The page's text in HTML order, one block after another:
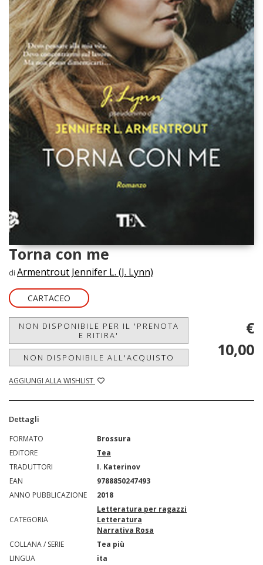
Torna con me
di Armentrout Jennifer L. (J. Lynn)
CARTACEO
NON DISPONIBILE PER IL 'PRENOTA
E RITIRA'
NON DISPONIBILE ALL'ACQUISTO
AGGIUNGI ALLA WISHLIST
€
10,00
Dettagli
FORMATO
Brossura
EDITORE
Tea
TRADUTTORI
I. Katerinov
EAN
9788850247493
ANNO PUBBLICAZIONE
2018
CATEGORIA
Letteratura per ragazzi
Letteratura
Narrativa Rosa
COLLANA / SERIE
Tea più
LINGUA
ita